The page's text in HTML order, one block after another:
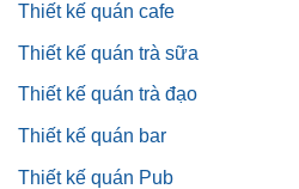
Thiết kế quán cafe
Thiết kế quán trà sữa
Thiết kế quán trà đạo
Thiết kế quán bar
Thiết kế quán Pub